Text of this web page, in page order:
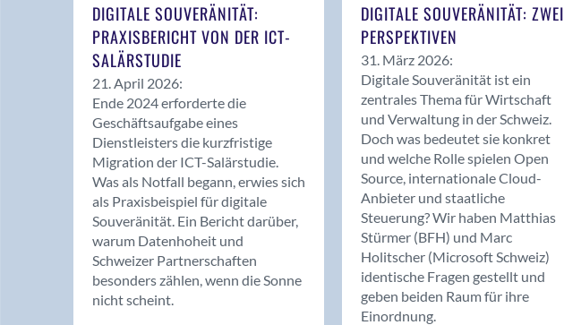
DIGITALE SOUVERÄNITÄT:
PRAXISBERICHT VON DER ICT-
SALÄRSTUDIE
21. April 2026:
Ende 2024 erforderte die
Geschäftsaufgabe eines
Dienstleisters die kurzfristige
Migration der ICT-Salärstudie.
Was als Notfall begann, erwies sich
als Praxisbeispiel für digitale
Souveränität. Ein Bericht darüber,
warum Datenhoheit und
Schweizer Partnerschaften
besonders zählen, wenn die Sonne
nicht scheint.
DIGITALE SOUVERÄNITÄT: ZWEI
PERSPEKTIVEN
31. März 2026:
Digitale Souveränität ist ein
zentrales Thema für Wirtschaft
und Verwaltung in der Schweiz.
Doch was bedeutet sie konkret
und welche Rolle spielen Open
Source, internationale Cloud-
Anbieter und staatliche
Steuerung? Wir haben Matthias
Stürmer (BFH) und Marc
Holitscher (Microsoft Schweiz)
identische Fragen gestellt und
geben beiden Raum für ihre
Einordnung.